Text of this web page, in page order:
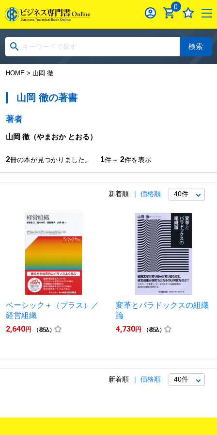
0
検索
HOME> 山岡 徹
山岡 徹の著書
著者
山岡 徹（やまおか とおる）
2冊の本が見つかりました。 1件～ 2件を表示
新着順 価格順
ベーシック＋（プラス）／
経営組織
2,640円 （税込）
変革とパラドックスの組織
論
4,730円 （税込）
新着順 価格順